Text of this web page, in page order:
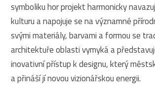
symboliku hor projekt harmonicky
kulturu a napojuje se na významné
svými materiály, barvami a formou se
architektuře oblasti vymyká a
inovativní přístup k designu, který
a přináší jí novou vizionářskou energii.